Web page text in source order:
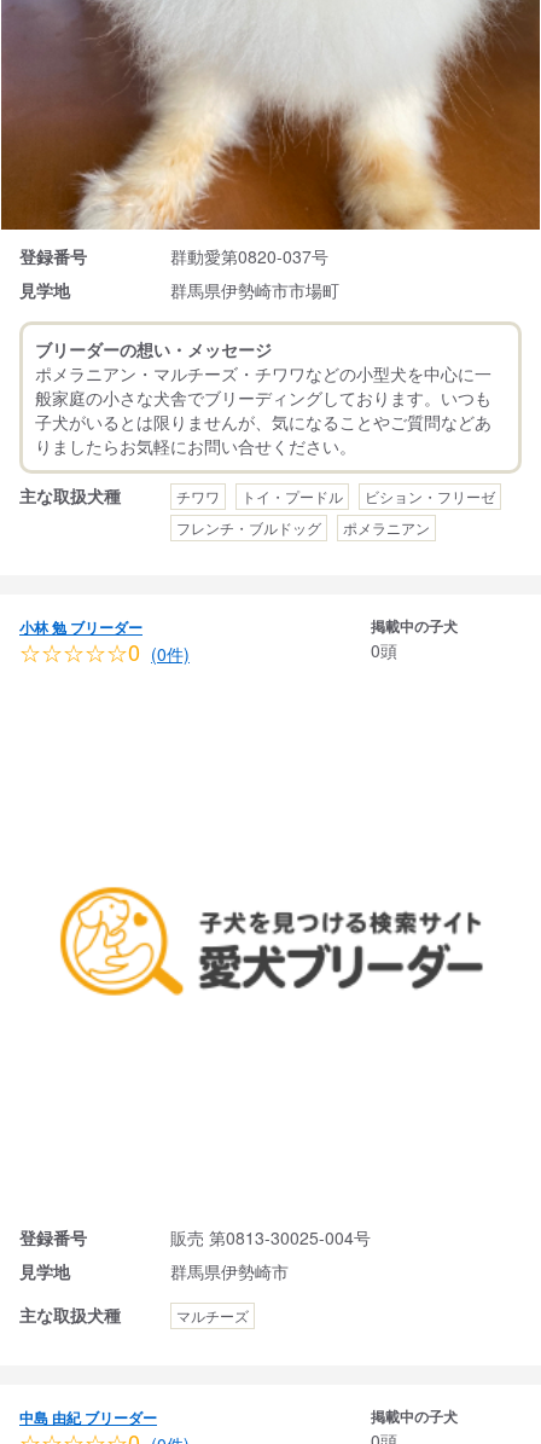
登録番号
群動愛第0820-037号
見学地
群馬県伊勢崎市市場町
ブリーダーの想い・メッセージ
ポメラニアン・マルチーズ・チワワなどの小型犬を中心に一
般家庭の小さな犬舎でブリーディングしております。いつも
子犬がいるとは限りませんが、気になることやご質問などあ
主な取扱犬種 チワワ トイ・プードル
ビション・フリーゼ
フレンチ・ブルドッグ
ポメラニアン
小林 勉 ブリーダー
☆☆☆☆☆0 (0件)
掲載中の子犬
0頭
登録番号
販売 第0813-30025-004号
見学地
群馬県伊勢崎市
主な取扱犬種
マルチーズ
中島 由紀 ブリーダー 掲載中の子犬